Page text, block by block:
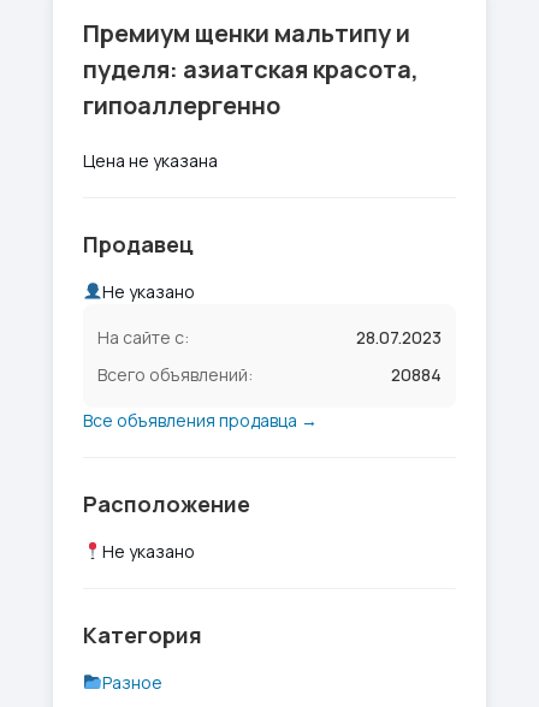
Премиум щенки мальтипу и
пуделя: азиатская красота,
гипоаллергенно
Цена не указана
Продавец
Не указано
На сайте с:
28.07.2023
Всего объявлений:
20884
Все объявления продавца →
Расположение
Не указано
Категория
Разное